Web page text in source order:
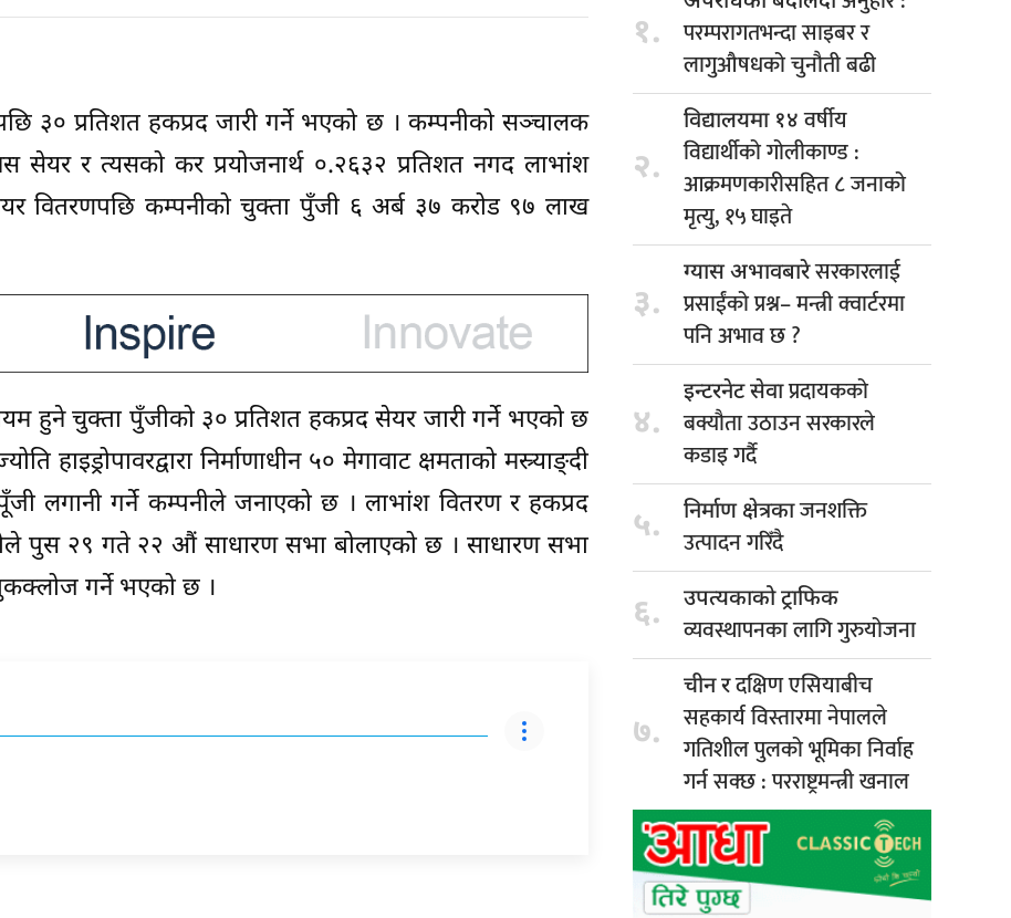
३० प्रतिशत हकप्रद जारी गर्ने भएको छ । कम्पनीको सञ्चालक
सेयर र त्यसको कर प्रयोजनार्थ ०.२६३२ प्रतिशत नगद लाभांश
वितरणपछि कम्पनीको चुक्ता पुँजी ६ अर्ब ३७ करोड ९७ लाख
हुने चुक्ता पुँजीको ३० प्रतिशत हकप्रद सेयर जारी गर्ने भएको छ
हाइड्रोपावरद्वारा निर्माणाधीन ५० मेगावाट क्षमताको मस्र्याङ्दी
लगानी गर्ने कम्पनीले जनाएको छ । लाभांश वितरण र हकप्रद
पुस २९ गते २२ औं साधारण सभा बोलाएको छ । साधारण सभा
गर्ने भएको छ ।
१.
परम्परागतभन्दा साइबर र
लागुऔषधको चुनौती बढी
२.
विद्यालयमा १४वर्षीय
विद्यार्थीको गोलीकाण्ड :
आक्रमणकारीसहित ८ जनाको
मृत्यु, १५ घाइते
३.
ग्यास अभावबारेसरकारलाई
प्रसाईंको प्रश्न– मन्त्री क्वार्टरमा
पनि अभाव छ ?
४.
इन्टरनेट सेवाप्रदायकको
बक्यौता उठाउन सरकारले
कडाइ गर्दै
५. निर्माण क्षेत्रकाजनशक्ति
उत्पादन गरिँदै
६. उपत्यकाको ट्राफिक
व्यवस्थापनका लागि गुरुयोजना
७.
चीन रदक्षिण एसियाबीच
सहकार्य विस्तारमा नेपालले
गतिशील पुलको भूमिका निर्वाह
गर्न सक्छ : परराष्ट्रमन्त्री खनाल